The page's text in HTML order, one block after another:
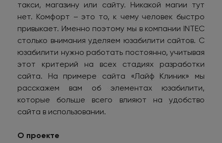
такси, магазину или сайту. Никакой магии тут
нет. Комфорт – это то, к чему человек быстро
привыкает. Именно поэтому мы в компании INTEC
столько внимания уделяем юзабилити сайтов. С
юзабилити нужно работать постоянно, учитывая
этот критерий на всех стадиях разработки
сайта. На примере сайта «Лайф Клиник» мы
расскажем вам об элементах юзабилити,
которые больше всего влияют на удобство
сайта в использовании.
О проекте